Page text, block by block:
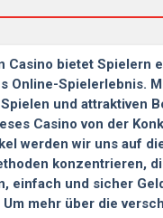
Casino bietet Spielern
Online-Spielerlebnis.
und attraktiven
Casino von der
werden wir uns auf
konzentrieren,
einfach und sicher
mehr über die